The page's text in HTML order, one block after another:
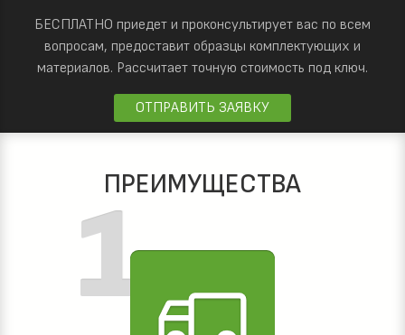
БЕСПЛАТНО приедет и проконсультирует вас по всем
вопросам, предоставит образцы комплектующих и
материалов. Рассчитает точную стоимость под ключ.
ОТПРАВИТЬ ЗАЯВКУ
ПРЕИМУЩЕСТВА